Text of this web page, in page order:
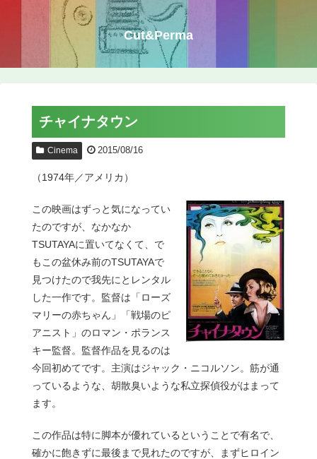
Cut&Perma
チャイナタウン
Cinema 2015/08/16
（1974年／アメリカ）
この映画はずっと気になってい
たのですが、なかなか
TSUTAYAに置いてなくて、で
もこの盆休み前のTSUTAYAで
見つけたので我先にとレンタル
した一作です。監督は「ローズ
マリーの赤ちゃん」「戦場のピ
アニスト」のロマン・ポランス
キー監督。監督作品を見るのは
今回初めてです。主演はジャック・ニコルソン。筋が通
っているような、胡散臭いような私立探偵役がはまって
ます。
この作品は特に脚本が優れているということで有名で、
確かに飽きずに最後まで見れたのですが、まずヒロイン